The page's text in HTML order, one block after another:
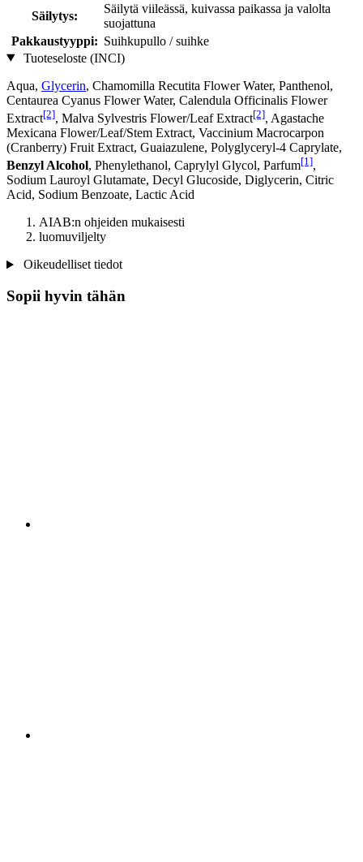
Säilytys:
Säilytä viileässä, kuivassa paikassa ja valolta
suojattuna
Pakkaustyyppi: Suihkupullo / suihke
Tuoteseloste (INCI)
Aqua, Glycerin, Chamomilla Recutita Flower Water, Panthenol,
Centaurea Cyanus Flower Water, Calendula Officinalis Flower
Extract[2], Malva Sylvestris Flower/Leaf Extract[2], Agastache
Mexicana Flower/Leaf/Stem Extract, Vaccinium Macrocarpon
(Cranberry) Fruit Extract, Guaiazulene, Polyglyceryl-4 Caprylate,
Benzyl Alcohol, Phenylethanol, Caprylyl Glycol, Parfum[1],
Sodium Lauroyl Glutamate, Decyl Glucoside, Diglycerin, Citric
Acid, Sodium Benzoate, Lactic Acid
AIAB:n ohjeiden mukaisesti
luomuviljelty
Oikeudelliset tiedot
Sopii hyvin tähän